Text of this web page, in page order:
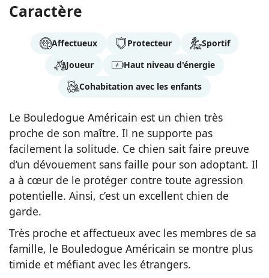
Caractère
Affectueux Protecteur
Sportif
Joueur
Haut niveau d'énergie
Cohabitation avec les enfants
Le Bouledogue Américain est un chien très
proche de son maître. Il ne supporte pas
facilement la solitude. Ce chien sait faire preuve
d’un dévouement sans faille pour son adoptant. Il
a à cœur de le protéger contre toute agression
potentielle. Ainsi, c’est un excellent chien de
garde.
Très proche et affectueux avec les membres de sa
famille, le Bouledogue Américain se montre plus
timide et méfiant avec les étrangers.